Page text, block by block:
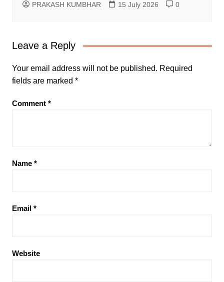
PRAKASH KUMBHAR 15 July 2026 0
Leave a Reply
Your email address will not be published. Required
fields are marked *
Comment *
Name *
Email *
Website